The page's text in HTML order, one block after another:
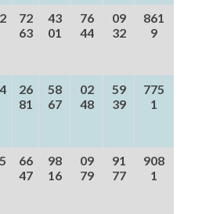
72
63
43
01
76
44
09
32
861
9
26
81
58
67
02
48
59
39
775
1
66
47
98
16
09
79
91
77
908
1